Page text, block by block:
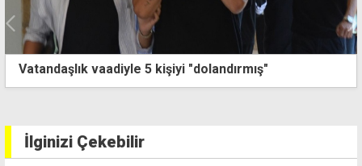
Vatandaşlık vaadiyle 5 kişiyi "dolandırmış"
İlginizi Çekebilir